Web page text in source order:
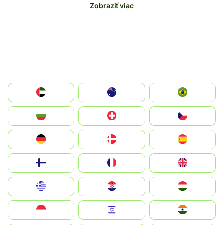
Zobraziť viac
الإمارات العربية المتحدة
Switzerland
Deutschland
United Kingdom
Magyarország